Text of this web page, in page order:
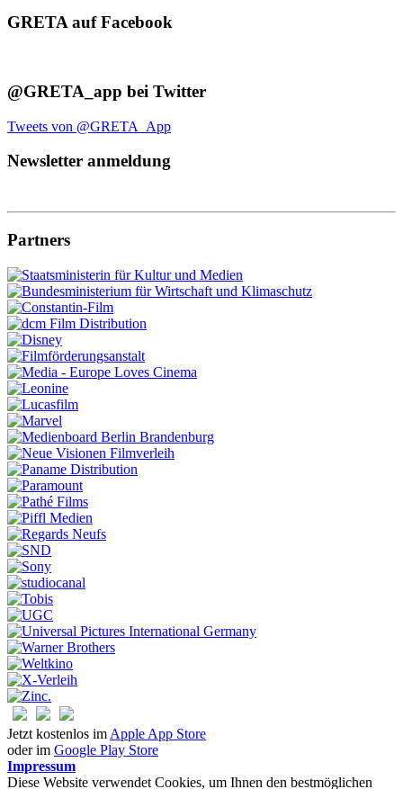
GRETA auf Facebook
@GRETA_app bei Twitter
Tweets von @GRETA_App
Newsletter anmeldung
Partners
Jetzt kostenlos im Apple App Store
oder im Google Play Store
Impressum
Diese Website verwendet Cookies, um Ihnen den bestmöglichen